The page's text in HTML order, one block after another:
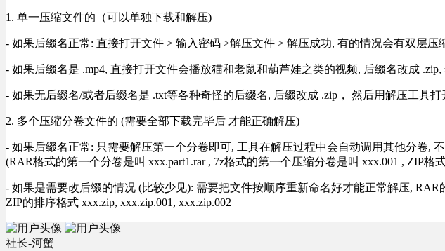
1. 单一压缩文件的（可以单独下载和解压)
- 如果后缀名正常: 直接打开文件 > 输入密码 >解压文件 > 解压成功, 有的情况会有双层压
- 如果后缀名是 .mp4, 直接打开文件会播放猫和老鼠和葫芦娃之类的视频, 后缀名改成
- 如果无后缀名/或者后缀名是 .txt等各种奇怪的后缀名, 后缀改成 .zip， 然后用解压工具
2. 多个压缩分卷文件的 (需要全部下载完毕后 才能正确解压)
- 如果后缀名正常: 只需要解压第一个分卷即可, 工具在解压过程中会自动调用其他分卷,
(RAR格式的第一个分卷是叫 xxx.part1.rar , 7z格式的第一个压缩分卷是叫 xxx.001 , ZIP
- 如果是需要改后缀的情况 (比较少见): 需要把文件按顺序重新命名好才能正常解压, RAR
ZIP的排序格式 xxx.zip, xxx.zip.001, xxx.zip.002
社长-河蟹